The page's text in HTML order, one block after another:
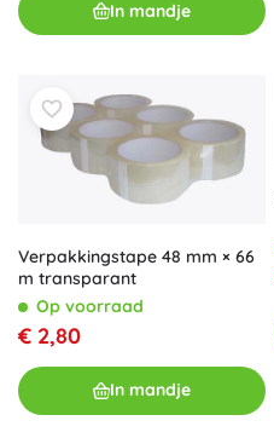
In mandje
Verpakkingstape 48 mm × 66
m transparant
Op voorraad
€ 2,80
In mandje